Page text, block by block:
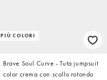
PIÙ COLORI
Brave Soul Curve - Tuta jumpsuit
color crema con scollo rotondo